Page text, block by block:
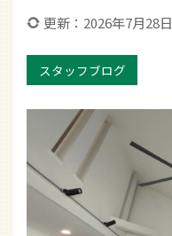
更新：2026年7月28日
スタッフブログ